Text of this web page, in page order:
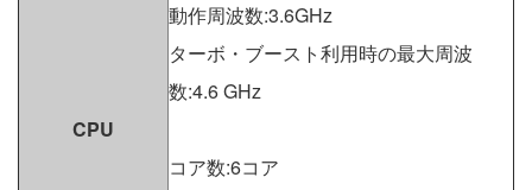
CPU
動作周波数:3.6GHz
ターボ・ブースト利用時の最大周波
数:4.6 GHz
コア数:6コア